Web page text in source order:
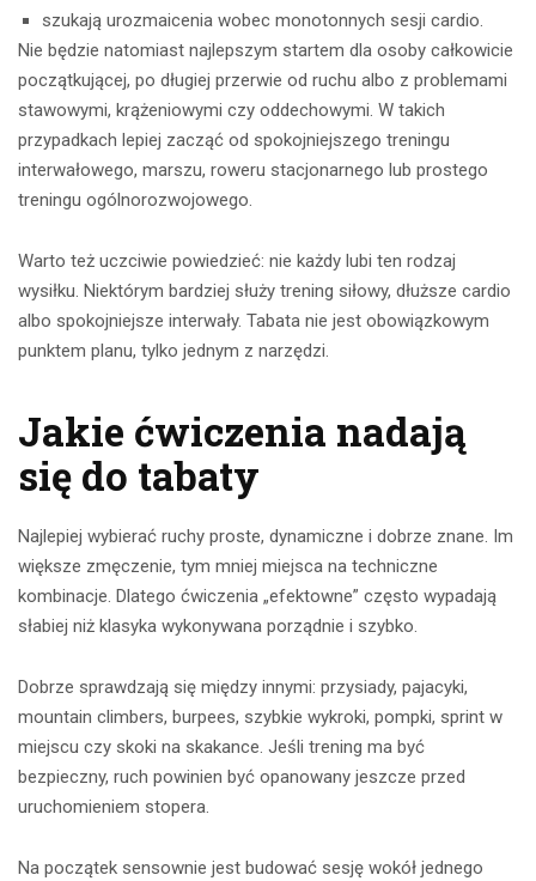
szukają urozmaicenia wobec monotonnych sesji cardio.
Nie będzie natomiast najlepszym startem dla osoby całkowicie
początkującej, po długiej przerwie od ruchu albo z problemami
stawowymi, krążeniowymi czy oddechowymi. W takich
przypadkach lepiej zacząć od spokojniejszego treningu
interwałowego, marszu, roweru stacjonarnego lub prostego
treningu ogólnorozwojowego.
Warto też uczciwie powiedzieć: nie każdy lubi ten rodzaj
wysiłku. Niektórym bardziej służy trening siłowy, dłuższe cardio
albo spokojniejsze interwały. Tabata nie jest obowiązkowym
punktem planu, tylko jednym z narzędzi.
Jakie ćwiczenia nadają
się do tabaty
Najlepiej wybierać ruchy proste, dynamiczne i dobrze znane. Im
większe zmęczenie, tym mniej miejsca na techniczne
kombinacje. Dlatego ćwiczenia „efektowne” często wypadają
słabiej niż klasyka wykonywana porządnie i szybko.
Dobrze sprawdzają się między innymi: przysiady, pajacyki,
mountain climbers, burpees, szybkie wykroki, pompki, sprint w
miejscu czy skoki na skakance. Jeśli trening ma być
bezpieczny, ruch powinien być opanowany jeszcze przed
uruchomieniem stopera.
Na początek sensownie jest budować sesję wokół jednego